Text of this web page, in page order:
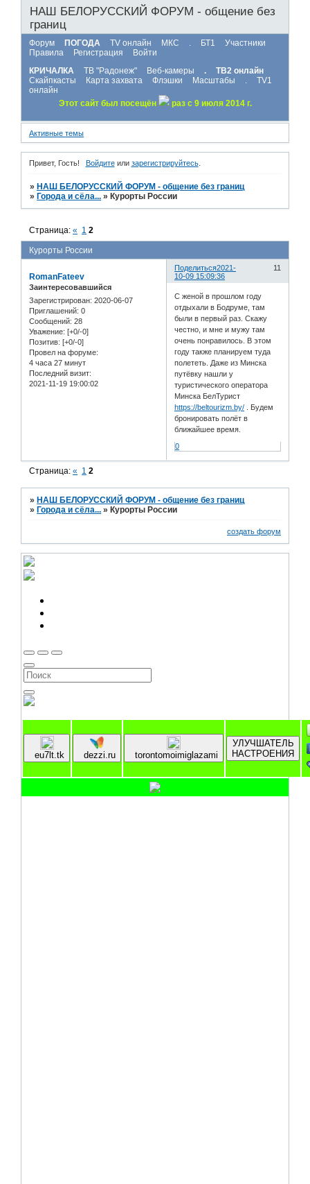
НАШ БЕЛОРУССКИЙ ФОРУМ - общение без
границ
Форум ПОГОДА TV онлайн МКС . БТ1
Участники
Правила
Регистрация
Войти
КРИЧАЛКА
ТВ "Радонеж" Веб-камеры .
ТВ2 онлайн
Скайпкасты
Карта захвата Флэшки Масштабы .
TV1
онлайн
Этот сайт был посещён
раз с 9 июля 2014 г.
Активные темы
Привет, Гость! Войдитеили зарегистрируйтесь.
» НАШ БЕЛОРУССКИЙ ФОРУМ - общение без границ
» Города и сёла... » Курорты России
Курорты России
Страница:« 1 2
Поделиться 11
2021-
10-09 15:09:36
RomanFateev
Заинтересовавшийся
Зарегистрирован: 2020-06-07
Приглашений: 0
Сообщений: 28
Уважение: [+0/-0]
Позитив: [+0/-0]
Провел на форуме:
4 часа 27 минут
Последний визит:
2021-11-19 19:00:02
С женой в прошлом году
отдыхали в Бодруме, там
были в первый раз. Скажу
честно, и мне и мужу там
очень понравилось. В этом
году также планируем туда
полететь. Даже из Минска
путёвку нашли у
туристического оператора
Минска БелТурист
https://beltourizm.by/ . Будем
бронировать полёт в
ближайшее время.
0
Страница:« 1 2
»НАШ БЕЛОРУССКИЙ ФОРУМ - общение без границ
»Города и сёла... »Курорты России
создать форум
eu7lt.tk dezzi.ru torontomoimiglazami
УЛУЧШАТЕЛЬ
НАСТРОЕНИЯ